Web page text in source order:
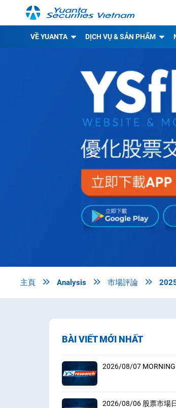
VỀ YUANTA DỊCH VỤ & SẢN PHẨM
主頁  Analysis  市場評論 
BÀI VIẾT MỚI NHẤT
2026/08/07 MORNING
2026/08/06 股票市場